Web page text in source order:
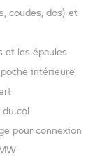
coudes, dos) et
et les épaules
intérieure
col
pour connexion